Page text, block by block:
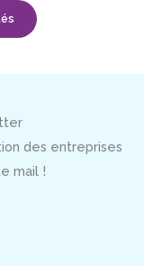
des entreprises
mail !